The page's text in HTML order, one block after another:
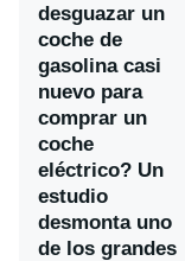
desguazar un
coche de
gasolina casi
nuevo para
comprar un
coche
eléctrico? Un
estudio
desmonta uno
de los grandes